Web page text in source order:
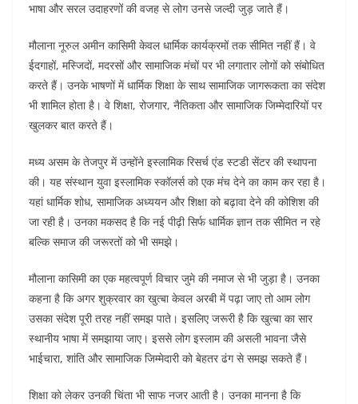
भाषा और सरल उदाहरणों की वजह से लोग उनसे जल्दी जुड़ जाते हैं।
मौलाना नूरुल अमीन कासिमी केवल धार्मिक कार्यक्रमों तक सीमित नहीं हैं। वे
ईदगाहों, मस्जिदों, मदरसों और सामाजिक मंचों पर भी लगातार लोगों को संबोधित
करते हैं। उनके भाषणों में धार्मिक शिक्षा के साथ सामाजिक जागरूकता का संदेश
भी शामिल होता है। वे शिक्षा, रोजगार, नैतिकता और सामाजिक जिम्मेदारियों पर
खुलकर बात करते हैं।
मध्य असम के तेजपुर में उन्होंने इस्लामिक रिसर्च एंड स्टडी सेंटर की स्थापना
की। यह संस्थान युवा इस्लामिक स्कॉलर्स को एक मंच देने का काम कर रहा है।
यहां धार्मिक शोध, सामाजिक अध्ययन और शिक्षा को बढ़ावा देने की कोशिश की
जा रही है। उनका मकसद है कि नई पीढ़ी सिर्फ धार्मिक ज्ञान तक सीमित न रहे
बल्कि समाज की जरूरतों को भी समझे।
मौलाना कासिमी का एक महत्वपूर्ण विचार जुमे की नमाज से भी जुड़ा है। उनका
कहना है कि अगर शुक्रवार का खुत्बा केवल अरबी में पढ़ा जाए तो आम लोग
उसका संदेश पूरी तरह नहीं समझ पाते। इसलिए जरूरी है कि खुत्बा का सार
स्थानीय भाषा में समझाया जाए। इससे लोग इस्लाम की असली भावना जैसे
भाईचारा, शांति और सामाजिक जिम्मेदारी को बेहतर ढंग से समझ सकते हैं।
शिक्षा को लेकर उनकी चिंता भी साफ नजर आती है। उनका मानना है कि